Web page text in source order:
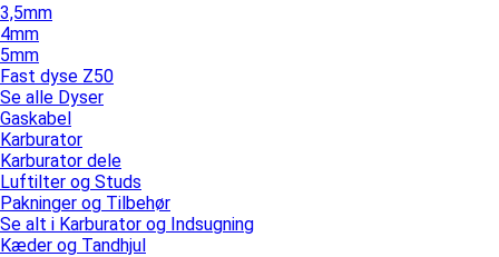
3,5mm
4mm
5mm
Fast dyse Z50
Se alle Dyser
Gaskabel
Karburator
Karburator dele
Luftilter og Studs
Pakninger og Tilbehør
Se alt i Karburator og Indsugning
Kæder og Tandhjul